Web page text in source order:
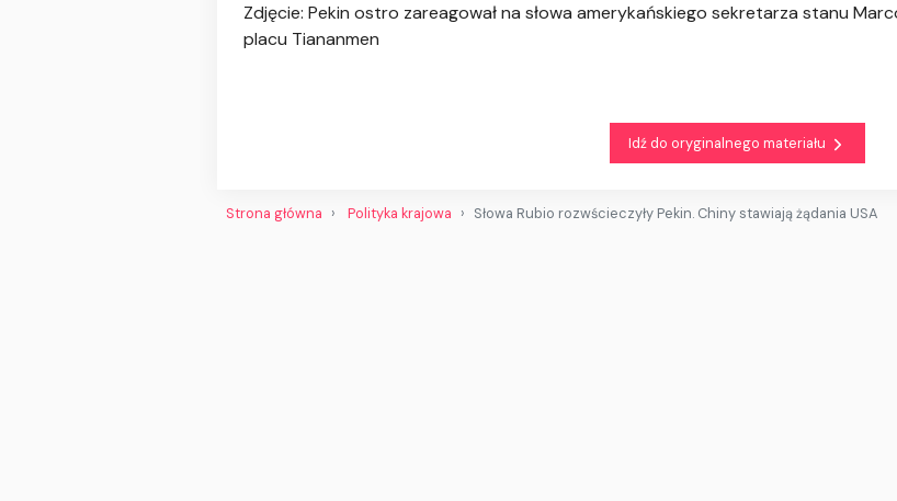
Zdjęcie: Pekin ostro zareagował na słowa amerykańskiego sekretarza stanu
placu Tiananmen
Idź do oryginalnego materiału
Strona główna Polityka krajowa Słowa Rubio rozwścieczyły Pekin. Chiny stawiają żądania USA